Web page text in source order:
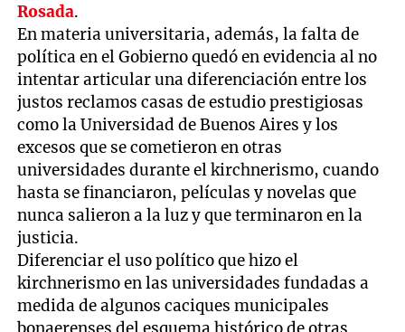
Rosada.
En materia universitaria, además, la falta de
política en el Gobierno quedó en evidencia al no
intentar articular una diferenciación entre los
justos reclamos casas de estudio prestigiosas
como la Universidad de Buenos Aires y los
excesos que se cometieron en otras
universidades durante el kirchnerismo, cuando
hasta se financiaron, películas y novelas que
nunca salieron a la luz y que terminaron en la
justicia.
Diferenciar el uso político que hizo el
kirchnerismo en las universidades fundadas a
medida de algunos caciques municipales
bonaerenses del esquema histórico de otras